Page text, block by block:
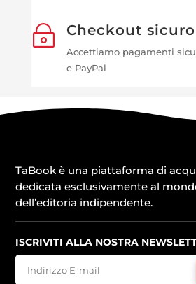
~ Checkout sicuro
Accettiamo pagamenti
e PayPal
TaBook è una piattaforma di
dedicata esclusivamente al
dell’editoria indipendente.
ISCRIVITI ALLA NOSTRA